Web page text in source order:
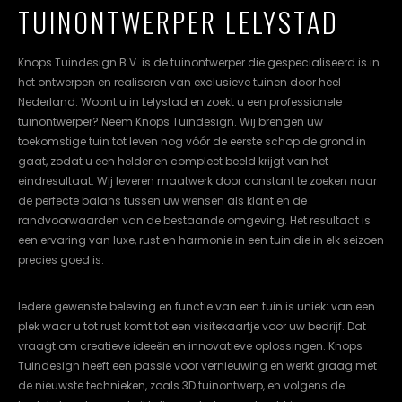
NL EN DE
TUINONTWERPER LELYSTAD
Knops Tuindesign B.V. is de tuinontwerper die gespecialiseerd is in
het ontwerpen en realiseren van exclusieve tuinen door heel
Nederland. Woont u in Lelystad en zoekt u een professionele
tuinontwerper? Neem Knops Tuindesign. Wij brengen uw
toekomstige tuin tot leven nog vóór de eerste schop de grond in
gaat, zodat u een helder en compleet beeld krijgt van het
eindresultaat. Wij leveren maatwerk door constant te zoeken naar
de perfecte balans tussen uw wensen als klant en de
randvoorwaarden van de bestaande omgeving. Het resultaat is
een ervaring van luxe, rust en harmonie in een tuin die in elk seizoen
precies goed is.
Iedere gewenste beleving en functie van een tuin is uniek: van een
plek waar u tot rust komt tot een visitekaartje voor uw bedrijf. Dat
vraagt om creatieve ideeën en innovatieve oplossingen. Knops
Tuindesign heeft een passie voor vernieuwing en werkt graag met
de nieuwste technieken, zoals 3D tuinontwerp, en volgens de
cookievoorkeuren
instellen.
COOKIE-
INSTELLINGEN
ALLES
AFWIJZEN
ALLE
COOKIES
ACCEPTEREN